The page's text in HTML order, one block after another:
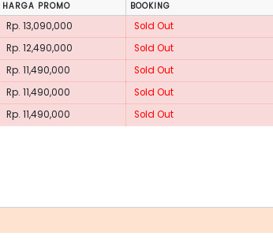
HARGA PROMO BOOKING
Rp. 13,090,000
Sold Out
Rp. 12,490,000
Sold Out
Rp. 11,490,000
Sold Out
Rp. 11,490,000
Sold Out
Rp. 11,490,000 Sold Out